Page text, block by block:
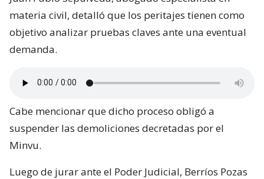
materia civil, detalló que los peritajes tienen como
objetivo analizar pruebas claves ante una eventual
demanda.
Cabe mencionar que dicho proceso obligó a
suspender las demoliciones decretadas por el
Minvu.
Luego de jurar ante el Poder Judicial, Berríos Pozas